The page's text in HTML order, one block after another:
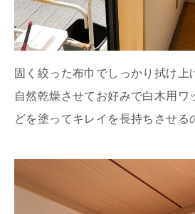
固く絞った布巾でしっかり拭け上
自然乾燥させてお好みで白木用ワ
どを塗ってキレイを長持ちさせる